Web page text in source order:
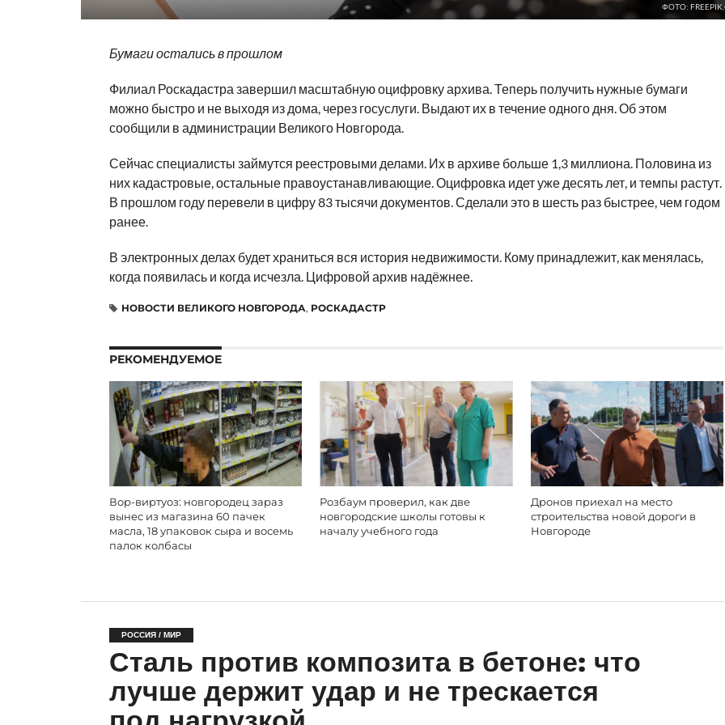
ФОТО:
Бумаги остались в прошлом
Филиал Роскадастра завершил масштабную оцифровку архива. Теперь получить нужные бумаги
можно быстро и не выходя из дома, через госуслуги. Выдают их в течение одного дня. Об этом
сообщили в администрации Великого Новгорода.
Сейчас специалисты займутся реестровыми делами. Их в архиве больше 1,3 миллиона. Половина из
них кадастровые, остальные правоустанавливающие. Оцифровка идет уже десять лет, и темпы растут.
В прошлом году перевели в цифру 83 тысячи документов. Сделали это в шесть раз быстрее, чем годом
ранее.
В электронных делах будет храниться вся история недвижимости. Кому принадлежит, как менялась,
когда появилась и когда исчезла. Цифровой архив надёжнее.
НОВОСТИ ВЕЛИКОГО НОВГОРОДА, РОСКАДАСТР
РЕКОМЕНДУЕМОЕ
Вор-виртуоз: новгородец зараз
вынес из магазина 60 пачек
масла, 18 упаковок сыра и восемь
палок колбасы
Розбаум проверил, как две
новгородские школы готовы к
началу учебного года
Дронов приехал на место
строительства новой дороги в
Новгороде
РОССИЯ / МИР
Сталь против композита в бетоне: что
лучше держит удар и не трескается